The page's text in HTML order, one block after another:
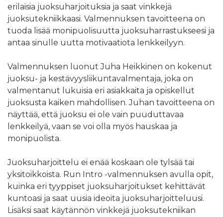
erilaisia juoksuharjoituksia ja saat vinkkejä
juoksutekniikkaasi. Valmennuksen tavoitteena on
tuoda lisää monipuolisuutta juoksuharrastukseesi ja
antaa sinulle uutta motivaatiota lenkkeilyyn.
Valmennuksen luonut Juha Heikkinen on kokenut
juoksu- ja kestävyysliikuntavalmentaja, joka on
valmentanut lukuisia eri asiakkaita ja opiskellut
juoksusta kaiken mahdollisen. Juhan tavoitteena on
näyttää, että juoksu ei ole vain puuduttavaa
lenkkeilyä, vaan se voi olla myös hauskaa ja
monipuolista.
Juoksuharjoittelu ei enää koskaan ole tylsää tai
yksitoikkoista. Run Intro -valmennuksen avulla opit,
kuinka eri tyyppiset juoksuharjoitukset kehittävät
kuntoasi ja saat uusia ideoita juoksuharjoitteluusi.
Lisäksi saat käytännön vinkkejä juoksutekniikan